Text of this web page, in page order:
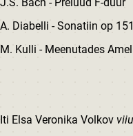
A. Diabelli - Sonatiin op
M. Kulli - Meenutades
Iti Elsa Veronika Volkov